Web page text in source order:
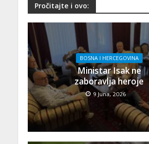
Pročitajte i ovo:
BOSNA I HERCEGOVINA
Ministar Isak ne
zaboravlja heroje
9 Juna, 2026